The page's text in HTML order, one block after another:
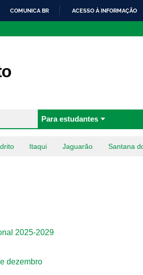
COMUNICA BR ACESSO À INFORMAÇÃO
Para estudantes
Itaqui Jaguarão Santana
2025-2029
dezembro